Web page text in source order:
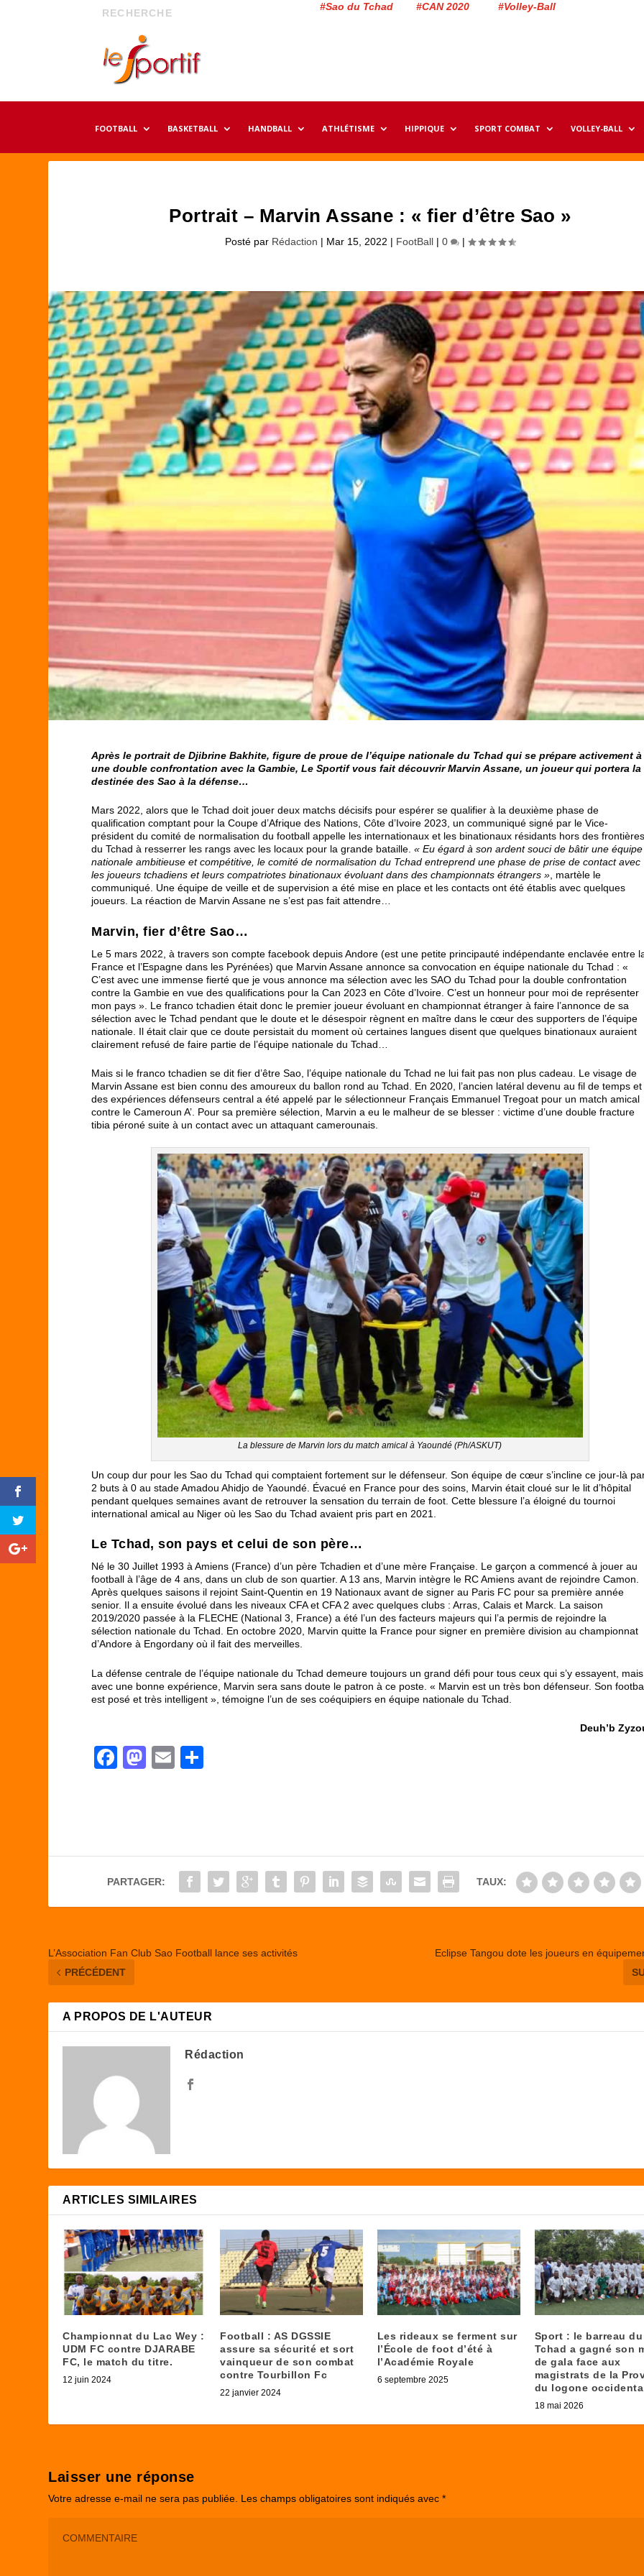
#Sao du Tchad #CAN 2020 #Volley-Ball
FOOTBALL BASKETBALL HANDBALL ATHLÉTISME HIPPIQUE SPORT COMBAT VOLLEY-BALL
Portrait – Marvin Assane : « fier d’être Sao »
Posté par Rédaction | Mar 15, 2022 | FootBall| 0 |
Après le portrait de Djibrine Bakhite, figure de proue de l’équipe nationale du Tchad qui se prépare activement à
une double confrontation avec la Gambie, Le Sportif vous fait découvrir Marvin Assane, un joueur qui portera la
destinée des Sao à la défense…
Mars 2022, alors que le Tchad doit jouer deux matchs décisifs pour espérer se qualifier à la deuxième phase de
qualification comptant pour la Coupe d’Afrique des Nations, Côte d’Ivoire 2023, un communiqué signé par le Vice-
président du comité de normalisation du football appelle les internationaux et les binationaux résidants hors des
du Tchad à resserrer les rangs avec les locaux pour la grande bataille.« Eu égard à son ardent souci de bâtir une équipe
nationale ambitieuse et compétitive, le comité de normalisation du Tchad entreprend une phase de prise de contact avec
les joueurs tchadiens et leurs compatriotes binationaux évoluant dans des championnats étrangers », martèle le
communiqué. Une équipe de veille et de supervision a été mise en place et les contacts ont été établis avec quelques
joueurs. La réaction de Marvin Assane ne s’est pas fait attendre…
Marvin, fier d’être Sao…
Le 5 mars 2022, à travers son compte facebook depuis Andore (est une petite principauté indépendante enclavée entre
France et l’Espagne dans les Pyrénées) que Marvin Assane annonce sa convocation en équipe nationale du Tchad : «
C’est avec une immense fierté que je vous annonce ma sélection avec les SAO du Tchad pour la double confrontation
contre la Gambie en vue des qualifications pour la Can 2023 en Côte d’Ivoire. C’est un honneur pour moi de représenter
mon pays ». Le franco tchadien était donc le premier joueur évoluant en championnat étranger à faire l’annonce de sa
sélection avec le Tchad pendant que le doute et le désespoir règnent en maître dans le cœur des supporters de l’équipe
nationale. Il était clair que ce doute persistait du moment où certaines langues disent que quelques binationaux auraient
clairement refusé de faire partie de l’équipe nationale du Tchad…
Mais si le franco tchadien se dit fier d’être Sao, l’équipe nationale du Tchad ne lui fait pas non plus cadeau. Le visage de
Marvin Assane est bien connu des amoureux du ballon rond au Tchad. En 2020, l’ancien latéral devenu au fil de temps et
des expériences défenseurs central a été appelé par le sélectionneur Français Emmanuel Tregoat pour un match amical
contre le Cameroun A’. Pour sa première sélection, Marvin a eu le malheur de se blesser : victime d’une double fracture
tibia péroné suite à un contact avec un attaquant camerounais.
La blessure de Marvin lors du match amical à Yaoundé (Ph/ASKUT)
Un coup dur pour les Sao du Tchad qui comptaient fortement sur le défenseur. Son équipe de cœur s’incline ce jour-là
2 buts à 0 au stade Amadou Ahidjo de Yaoundé. Évacué en France pour des soins, Marvin était cloué sur le lit d’hôpital
pendant quelques semaines avant de retrouver la sensation du terrain de foot. Cette blessure l’a éloigné du tournoi
international amical au Niger où les Sao du Tchad avaient pris part en 2021.
Le Tchad, son pays et celui de son père…
Né le 30 Juillet 1993 à Amiens (France) d’un père Tchadien et d’une mère Française. Le garçon a commencé à jouer au
football à l’âge de 4 ans, dans un club de son quartier. A 13 ans, Marvin intègre le RC Amiens avant de rejoindre Camon.
Après quelques saisons il rejoint Saint-Quentin en 19 Nationaux avant de signer au Paris FC pour sa première année
senior. Il a ensuite évolué dans les niveaux CFA et CFA 2 avec quelques clubs : Arras, Calais et Marck. La saison
2019/2020 passée à la FLECHE (National 3, France) a été l’un des facteurs majeurs qui l’a permis de rejoindre la
sélection nationale du Tchad. En octobre 2020, Marvin quitte la France pour signer en première division au championnat
d’Andore à Engordany où il fait des merveilles.
La défense centrale de l’équipe nationale du Tchad demeure toujours un grand défi pour tous ceux qui s’y essayent, mais
avec une bonne expérience, Marvin sera sans doute le patron à ce poste. « Marvin est un très bon défenseur. Son
est posé et très intelligent », témoigne l’un de ses coéquipiers en équipe nationale du Tchad.
Deuh’b
F
b
o
M
d
o
E
er
PARTAGER: TAUX:
L’Association Fan Club Sao Football lance ses activités
PRÉCÉDENT
Eclipse Tangou dote les joueurs en
A PROPOS DE L'AUTEUR
Rédaction
ARTICLES SIMILAIRES
Championnat du Lac Wey :
UDM FC contre DJARABE
FC, le match du titre.
12 juin 2024
Football : AS DGSSIE
assure sa sécurité et sort
vainqueur de son combat
contre Tourbillon Fc
22 janvier 2024
Les rideaux se ferment sur
l’École de foot d’été à
l’Académie Royale
6 septembre 2025
Sport : le barreau du
Tchad a gagné son
de gala face aux
magistrats de la
du logone
18 mai 2026
Laisser une réponse
Votre adresse e-mail ne sera pas publiée. Les champs obligatoires sont indiqués avec*